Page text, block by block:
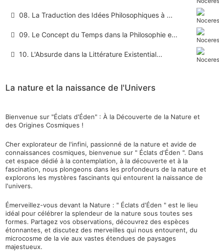
08. La Traduction des Idées Philosophiques à ...
09. Le Concept du Temps dans la Philosophie e...
10. L'Absurde dans la Littérature Existential...
La nature et la naissance de l'Univers
Bienvenue sur "Éclats d'Éden" : À la Découverte de la Nature et
des Origines Cosmiques !
Cher explorateur de l'infini, passionné de la nature et avide de
connaissances cosmiques, bienvenue sur " Éclats d'Éden ". Dans
cet espace dédié à la contemplation, à la découverte et à la
fascination, nous plongeons dans les profondeurs de la nature et
explorons les mystères fascinants qui entourent la naissance de
l'univers.
Émerveillez-vous devant la Nature : " Éclats d'Éden " est le lieu
idéal pour célébrer la splendeur de la nature sous toutes ses
formes. Partagez vos observations, découvrez des espèces
étonnantes, et discutez des merveilles qui nous entourent, du
microcosme de la vie aux vastes étendues de paysages
majestueux.